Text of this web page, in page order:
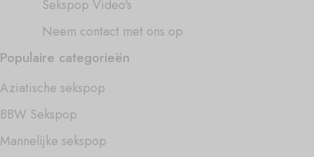
Sekspop Video's
Neem contact met ons op
Populaire categorieën
Aziatische sekspop
BBW Sekspop
Mannelijke sekspop